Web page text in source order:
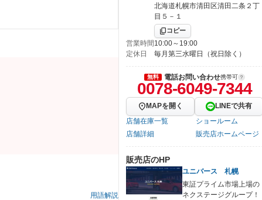
用語解説
北海道札幌市清田区清田二条２丁
目５－１
コピー
営業時間10:00～19:00
定休日
毎月第三水曜日（祝日除く）
無料 電話お問い合わせ携帯可
0078-6049-7344
MAPを開く
LINEで共有
店舗在庫一覧
ショールーム
店舗詳細
販売店ホームページ
販売店のHP
ユニバース 札幌
東証プライム市場上場の
ネクステージグループ！